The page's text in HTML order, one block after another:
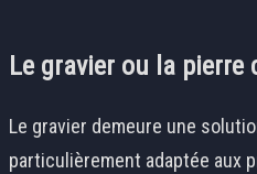
Le gravier ou la pierre
Le gravier demeure une
particulièrement adaptée aux